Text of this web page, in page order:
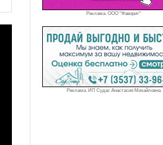
Реклама. ООО "Фаворит"
Реклама. ИП Судас Анастасия Михайловна